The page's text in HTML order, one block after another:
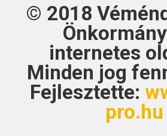
© 2018
internetes
Minden jog
Fejlesztette:
pro.hu